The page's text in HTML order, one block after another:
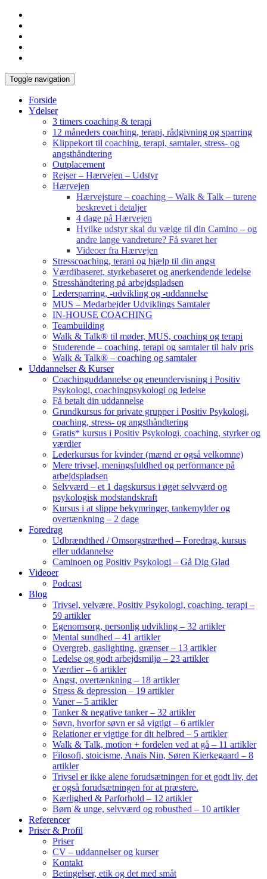
Toggle navigation
Forside
Ydelser
3 timers coaching & terapi
12 måneders coaching, terapi, rådgivning og sparring
Klippekort til coaching, terapi, samtaler, stress- og
angsthåndtering
Outplacement
Rejser – Hærvejen – Udstyr
Hærvejen
Hærvejsture – coaching – Walk & Talk – turene
beskrevet i detaljer
4 dage på Hærvejen
Hvilke udstyr skal du vælge til din Camino – og
andre lange vandreture? Få svaret her
Videoer fra Hærvejen
Stresscoaching, terapi og hjælp til din angst
Værdibaseret, styrkebaseret og anerkendende ledelse
Stresshåndtering på arbejdspladsen
Ledersparring, -udvikling og -uddannelse
MUS – Medarbejder Udviklings Samtaler
IN-HOUSE COACHING
Teambuilding
Walk & Talk® til møder, MUS, coaching og terapi
Studerende – coaching, terapi og samtaler til halv pris
Walk & Talk® – coaching og samtaler
Uddannelser & Kurser
Coachinguddannelse og eneundervisning i Positiv
Psykologi, coachingpsykologi og ledelse
Få betalt din uddannelse
Grundkursus for private grupper i Positiv Psykologi,
coaching, stress- og angsthåndtering
Gratis* kursus i Positiv Psykologi, coaching, styrker og
værdier
Lederkursus for kvinder (mænd er også velkomne)
Mere trivsel, meningsfuldhed og performance på
arbejdspladsen
Selvværd – et 1 dagskursus i øget selvværd og
psykologisk modstandskraft
Kursus i at slippe bekymringer, tankemylder og
overtænkning – 2 dage
Foredrag
Udbrændthed / Omsorgstræthed – Foredrag, kursus
eller uddannelse
Caminoen og Positiv Psykologi – Gå Dig Glad
Videoer
Podcast
Blog
Trivsel, velvære, Positiv Psykologi, coaching, terapi –
59 artikler
Egenomsorg, personlig udvikling – 32 artikler
Mental sundhed – 41 artikler
Overgreb, gaslighting, grænser – 13 artikler
Ledelse og godt arbejdsmiljø – 23 artikler
Værdier – 6 artikler
Angst, overtænkning – 18 artikler
Stress & depression – 19 artikler
Vaner – 5 artikler
Tanker & negative tanker – 32 artikler
Søvn, hvorfor søvn er så vigtigt – 6 artikler
Relationer er vigtige for dit helbred – 5 artikler
Walk & Talk, motion + fordelen ved at gå – 11 artikler
Filosofi, stoicisme, Anaïs Nin, Søren Kierkegaard – 8
artikler
Trivsel er ikke alene forudsætningen for et godt liv, det
er også forudsætningen for at præstere.
Kærlighed & Parforhold – 12 artikler
Børn & unge, selvværd og robusthed – 10 artikler
Referencer
Priser & Profil
Priser
CV – uddannelser og kurser
Kontakt
Betingelser, etik og det med småt